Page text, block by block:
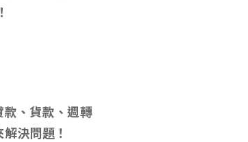
款、貨款、週轉
決問題！